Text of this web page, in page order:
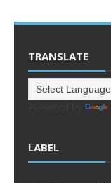
TRANSLATE
LABEL